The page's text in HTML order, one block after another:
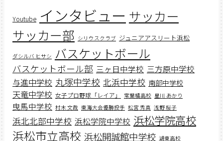
Youtube インタビュー サッカー
サッカー部 シリウスクラブ ジュニアアスリート浜松
ダシルバ ヒサシ バスケットボール
バスケットボール部 三ヶ日中学校 三方原中学校
与進中学校 丸塚中学校 北浜中学校 南部中学校
天竜中学校 女子プロ野球「レイア」 常葉橘高校 星川 あかり
曳馬中学校 村木 文哉 東海大会優勝投手 松宮 秀真 浅野 桜子
浜北北部中学校 浜松学院中学校 浜松学院高校
浜松市立高校 浜松開誠館中学校 湖東高校